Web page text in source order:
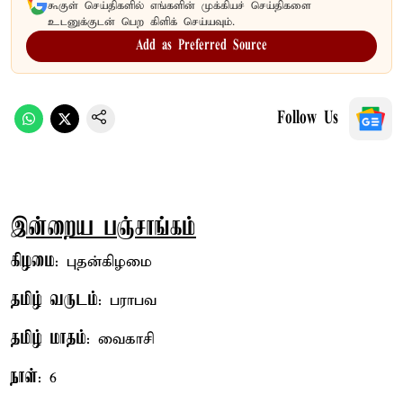
கூகுள் செய்திகளில் எங்களின் முக்கியச் செய்திகளை
உடனுக்குடன் பெற கிளிக் செய்யவும்.
Add as Preferred Source
Follow Us
இன்றைய பஞ்சாங்கம்
கிழமை: புதன்கிழமை
தமிழ் வருடம்: பராபவ
தமிழ் மாதம்: வைகாசி
நாள்: 6